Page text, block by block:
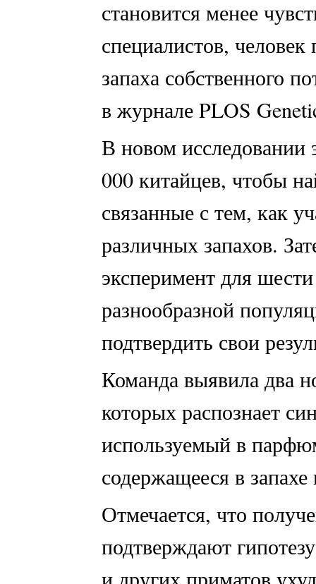
становится менее
специалистов, человек
запаха собственного
в журнале PLOS
В новом исследовании
000 китайцев, чтобы
связанные с тем, как
различных запахов.
эксперимент для
разнообразной
подтвердить свои
Команда выявила два
которых распознает
используемый в
содержащееся в
Отмечается, что
подтверждают
и других приматов